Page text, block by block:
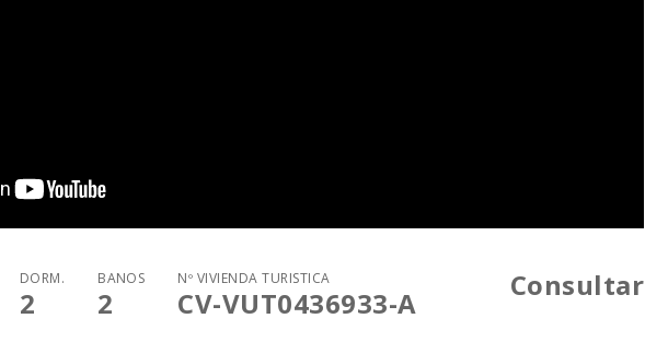
Consultar
DORM.
2
BAÑOS
2
Nº VIVIENDA TURÍSTICA
CV-VUT0436933-A